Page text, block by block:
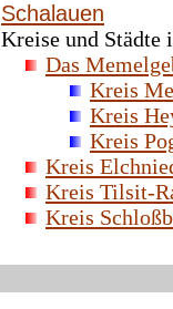
Schalauen
Kreise und Städte
Das
Kreis
Kreis
Kreis
Kreis
Kreis Tilsit-
Kreis